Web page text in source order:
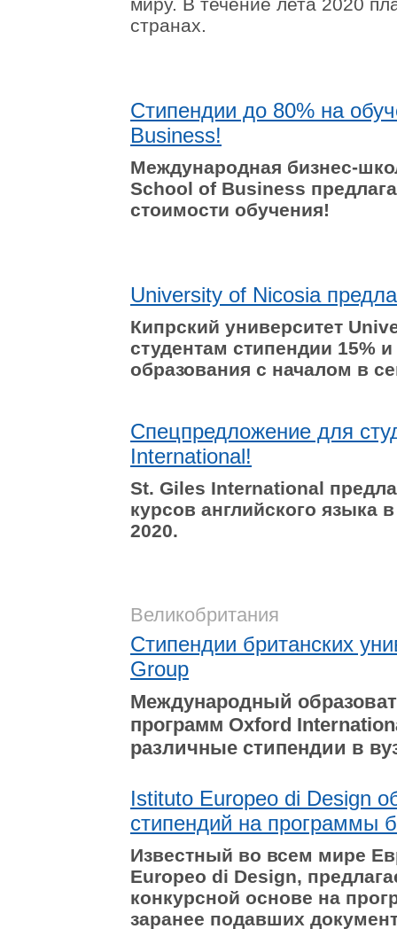
странах.
Стипендии до 80% на
Business!
Международная бизнес-
School of Business
стоимости обучения!
University of Nicosia
Кипрский университет
студентам стипендии
образования с началом в
Спецпредложение для
International!
St. Giles International
курсов английского языка
2020.
Великобритания
Стипендии британских
Group
Международный
программ Oxford
различные стипендии в
Istituto Europeo di Design
стипендий на программы
Известный во всем мире
Europeo di Design,
конкурсной основе на
заранее подавших